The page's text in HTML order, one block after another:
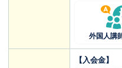
外国人講
【入会金】